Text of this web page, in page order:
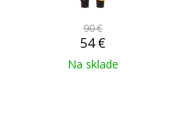
90 €
54 €
Na sklade